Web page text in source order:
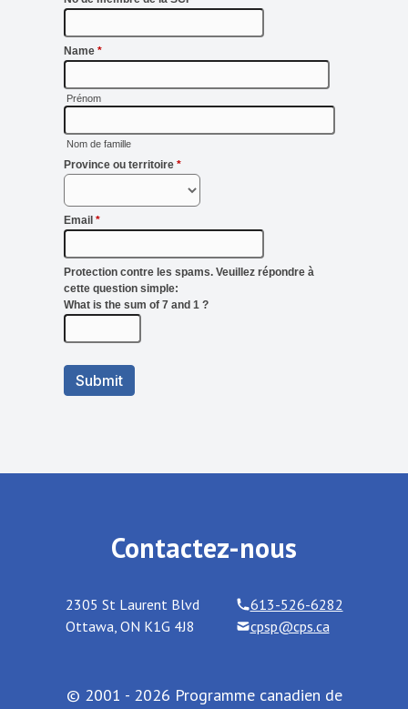
Contactez-nous
2305 St Laurent Blvd
Ottawa, ON K1G 4J8
613-526-6282
cpsp@cps.ca
© 2001 - 2026 Programme canadien de